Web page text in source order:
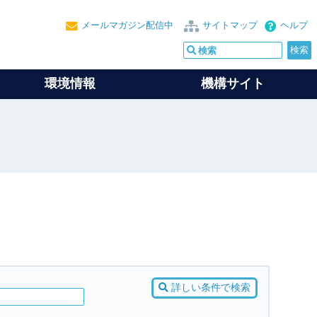
ヘルプ
サイトマップ
メールマガジン配信中
環境情報 機構サイト
詳しい条件で検索